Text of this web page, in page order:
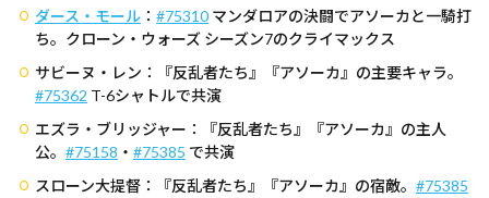
ダース・モール ： #75310 マンダロアの決闘でアソーカと一騎打
ち。クローン・ウォーズ シーズン7のクライマックス
サビーヌ・レン：『反乱者たち』『アソーカ』の主要キャラ。
#75362 T-6シャトルで共演
エズラ・ブリッジャー：『反乱者たち』『アソーカ』の主人
公。 #75158 ・ #75385 で共演
スローン大提督：『反乱者たち』『アソーカ』の宿敵。 #75385